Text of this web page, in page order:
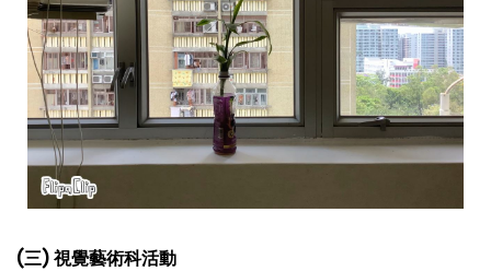
(三) 視覺藝術科活動